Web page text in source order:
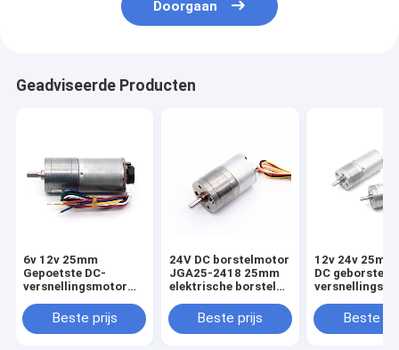
Doorgaan
Geadviseerde Producten
6v 12v 25mm
Gepoetste DC-
versnellingsmotor
370B Hoog koppel
25mm Gepoetste DC-
Beste prijs
24V DC borstelmotor
JGA25-2418 25mm
elektrische borstel
Beste prijs
12v 24v
DC geborsteld
motorBeste